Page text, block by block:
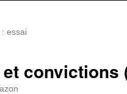
essai
convictions